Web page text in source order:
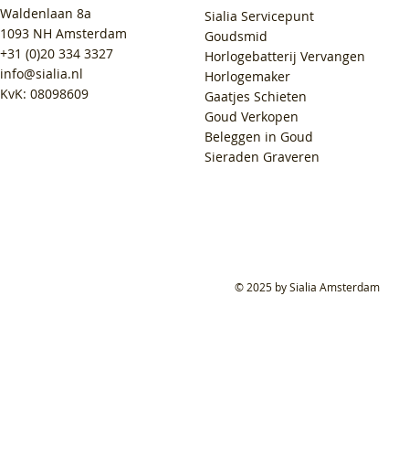
Waldenlaan 8a
1093 NH Amsterdam
+31 (0)20 334 3327
info@sialia.nl
KvK: 08098609
Sialia Servicepunt
Goudsmid
Horlogebatterij Vervangen
Horlogemaker
Gaatjes Schieten
Goud Verkopen
Beleggen in Goud
Sieraden Graveren
© 2025 by Sialia Amsterdam